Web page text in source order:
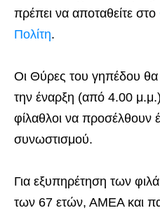
πρέπει να αποταθείτε στο
Πολίτη.
Οι Θύρες του γηπέδου
την έναρξη (από 4.00 μ.μ.)
φίλαθλοι να προσέλθουν
συνωστισμού.
Για εξυπηρέτηση των
των 67 ετών, ΑΜΕΑ και